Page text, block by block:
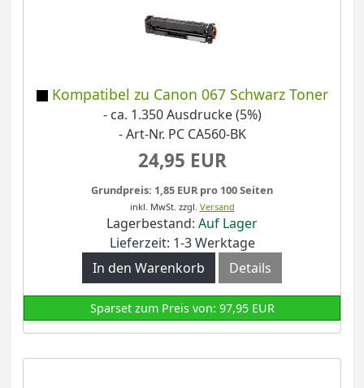
Kompatibel zu Canon 067 Schwarz Toner
- ca. 1.350 Ausdrucke (5%)
- Art-Nr. PC CA560-BK
24,95 EUR
Grundpreis: 1,85 EUR pro 100 Seiten
inkl. MwSt. zzgl. Versand
Lagerbestand: Auf Lager
Lieferzeit: 1-3 Werktage
In den Warenkorb
Details
Sparset zum Preis von: 97,95 EUR